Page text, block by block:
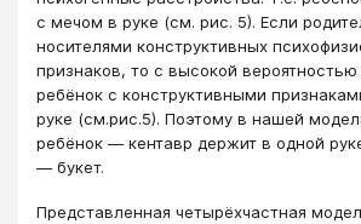
с мечом в руке (см. рис. 5). Если
носителями конструктивных
признаков, то с высокой
ребёнок с конструктивными
руке (см.рис.5). Поэтому в нашей
ребёнок ― кентавр держит в одной
― букет.
Представленная четырёхчастная